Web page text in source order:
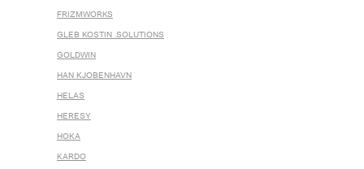
FRIZMWORKS
GLEB KOSTIN .SOLUTIONS
GOLDWIN
HAN KJOBENHAVN
HELAS
HERESY
HOKA
KARDO